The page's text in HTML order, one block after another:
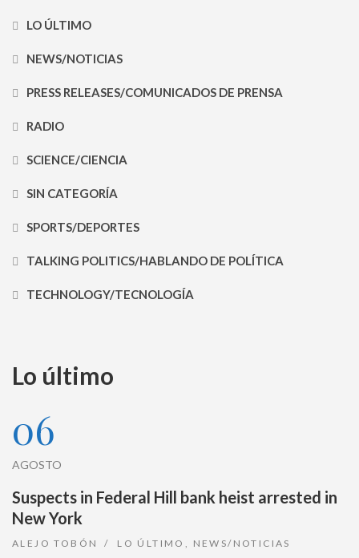
LO ÚLTIMO
NEWS/NOTICIAS
PRESS RELEASES/COMUNICADOS DE PRENSA
RADIO
SCIENCE/CIENCIA
SIN CATEGORÍA
SPORTS/DEPORTES
TALKING POLITICS/HABLANDO DE POLÍTICA
TECHNOLOGY/TECNOLOGÍA
Lo último
06
AGOSTO
Suspects in Federal Hill bank heist arrested in
New York
ALEJO TOBÓN LO ÚLTIMO , NEWS/NOTICIAS